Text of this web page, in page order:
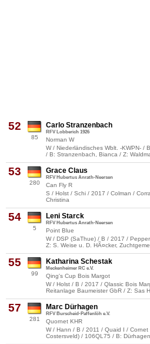
52
85
Carlo Stranzenbach
RFV Lobberich 1926
Norman W
W / Niederländisches Wblt. -KWPN- /
/ B: Stranzenbach, Bianca / Z:
53
280
Grace Claus
RFV Hubertus Anrath-Neersen
Can Fly R
S / Holst / Schi / 2017 / Colman /
Christina
54
5
Leni Starck
RFV Hubertus Anrath-Neersen
Point Blue
W / DSP (SaThue) / B / 2017 /
Z: S. Weise u. D. HÃ¤cker,
55
99
Katharina Schestak
Meckenheimer RC e.V.
Qing's Cup Bois Margot
W / Holst / B / 2017 / Qlassic Bois
Reitanlage Baumeister GbR / Z: Sas
57
281
Marc Dürhagen
RFV Burscheid-Paffenlöh e.V.
Quornet KHR
W / Hann / B / 2011 / Quaid I /
Costersveld) / 106QL75 / B: